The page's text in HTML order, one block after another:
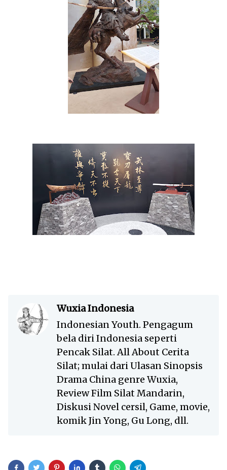
Wuxia Indonesia
Indonesian Youth. Pengagum
bela diri Indonesia seperti
Pencak Silat. All About Cerita
Silat; mulai dari Ulasan Sinopsis
Drama China genre Wuxia,
Review Film Silat Mandarin,
Diskusi Novel cersil, Game, movie,
komik Jin Yong, Gu Long, dll.